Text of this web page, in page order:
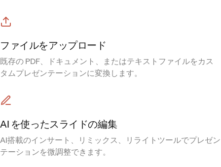
ファイルをアップロード
既存の PDF、ドキュメント、またはテキストファイルをカス
タムプレゼンテーションに変換します。
AI を使ったスライドの編集
AI搭載のインサート、リミックス、リライトツールでプレゼン
テーションを微調整できます。